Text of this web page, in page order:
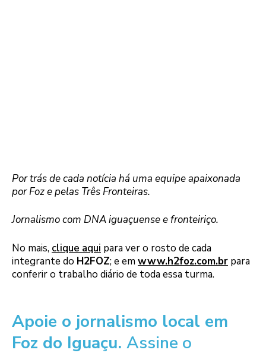
Por trás de cada notícia há uma equipe apaixonada
por Foz e pelas Três Fronteiras.
Jornalismo com DNA iguaçuense e fronteiriço.
No mais, clique aqui para ver o rosto de cada
integrante do H2FOZ; e emwww.h2foz.com.br para
conferir o trabalho diário de toda essa turma.
Apoie o jornalismo local em
Foz do Iguaçu. Assine o